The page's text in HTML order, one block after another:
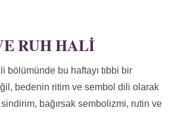
RUH HALI
bölümünde bu haftayı tıbbi bir
bedenin ritim ve sembol dili olarak
bağırsak sembolizmi, rutin ve